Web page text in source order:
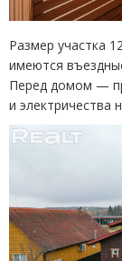
Размер участка
имеются
Перед домом —
и электричества